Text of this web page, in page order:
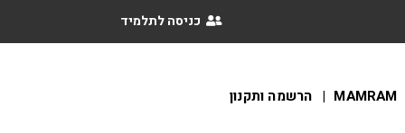
כניסה לתלמיד
MAMRAM הרשמה ותקנון